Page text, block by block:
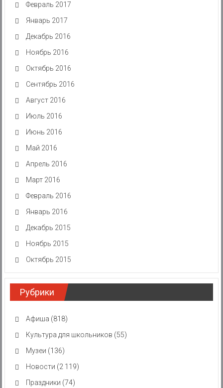
Февраль 2017
Январь 2017
Декабрь 2016
Ноябрь 2016
Октябрь 2016
Сентябрь 2016
Август 2016
Июль 2016
Июнь 2016
Май 2016
Апрель 2016
Март 2016
Февраль 2016
Январь 2016
Декабрь 2015
Ноябрь 2015
Октябрь 2015
Рубрики
Афиша (818)
Культура для школьников (55)
Музеи (136)
Новости (2 119)
Праздники (74)